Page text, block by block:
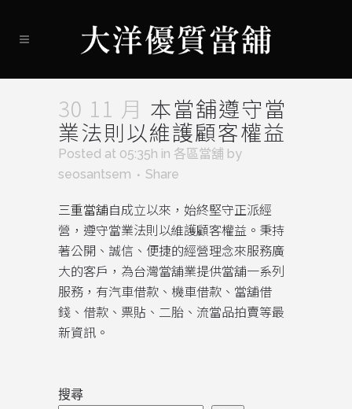
30 11 月 本當舖遵守當
業法則以維護顧客權益
Posted at 05:35h in 各區當舖 by
seosantsem
Share
三重當舖自成立以來，始終堅守正派經
營，遵守當業法則以維護顧客權益。秉持
著公開、誠信、便捷的經營理念來服務廣
大的客戶，為台灣當舖業提供當舖一系列
服務，有汽車借款、機車借款、當舖借
錢、借款、票貼、二胎、流當品拍賣等最
新資訊。
搜尋